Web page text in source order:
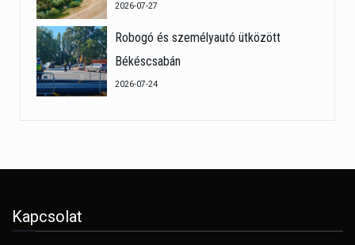
2026-07-27
Robogó és személyautó ütközött
Békéscsabán
2026-07-24
Kapcsolat